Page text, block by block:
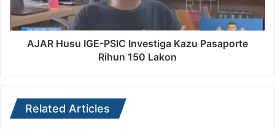
AJAR Husu IGE-PSIC Investiga Kazu Pasaporte
Rihun 150 Lakon
Related Articles